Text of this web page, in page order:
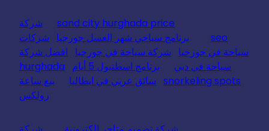
sand city hurghada price
شركة
seo
برنامج سياحي شهر العسل جورجيا
شركات
سياحة في جورجيا
شركة سياحة في جورجيا
افضل شركة
سياحة في دبي
برنامج اسطنبول 5 أيام
hurghada
snorkeling spots سائق عربي في ايطاليا
بيع ساعة
رولكس